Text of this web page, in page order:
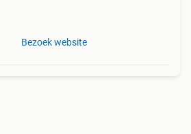
Bezoek website